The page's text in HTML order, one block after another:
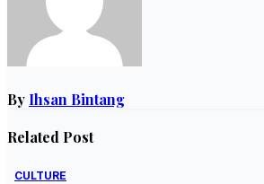
By Ihsan Bintang
Related Post
CULTURE